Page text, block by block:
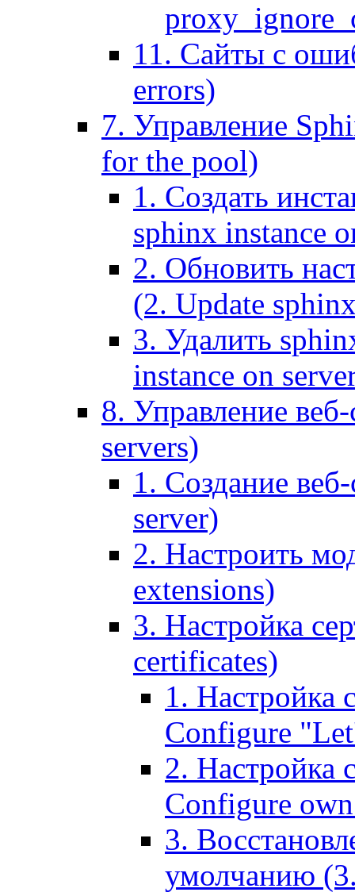
11. Сайты с
errors)
7. Управление
for the pool)
1. Создать
sphinx instance
2. Обновить
(2. Update
3. Удалить
instance on
8. Управление
servers)
1. Создание
server)
2. Настроить
extensions)
3. Настройка
certificates)
1. Настройка
Configure
2. Настройка
Configure
3.
умолчанию